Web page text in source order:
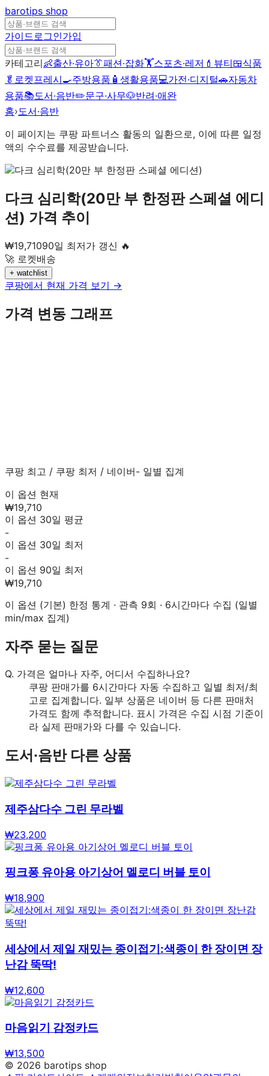
barotips shop
가이드로그인가입
카테고리👶출산·유아👔패션·잡화🏋️스포츠·레저 💄 뷰티🍱식품
🥬 로켓프레시🍳주방용품 🧴 생활용품💻가전·디지털🚗자동차
용품📚도서·음반✏️문구·사무🐶반려·애완
홈›도서·음반
이 페이지는 쿠팡 파트너스 활동의 일환으로, 이에 따른 일정
액의 수수료를 제공받습니다.
다크 심리학(20만 부 한정판 스페셜 에디
션) 가격 추이
₩19,71090일 최저가 갱신 🔥
🚀 로켓배송
+ watchlist
쿠팡에서 현재 가격 보기 →
가격 변동 그래프
쿠팡 최고 / 쿠팡 최저 / 네이버- 일별 집계
이 옵션 현재
₩19,710
이 옵션 30일 평균
-
이 옵션 30일 최저
-
이 옵션 90일 최저
₩19,710
이 옵션 (기본) 한정 통계 · 관측 9회 · 6시간마다 수집 (일별
min/max 집계)
자주 묻는 질문
Q. 가격은 얼마나 자주, 어디서 수집하나요?
쿠팡 판매가를 6시간마다 자동 수집하고 일별 최저/최
고로 집계합니다. 일부 상품은 네이버 등 다른 판매처
가격도 함께 추적합니다. 표시 가격은 수집 시점 기준이
라 실제 판매가와 다를 수 있습니다.
도서·음반다른 상품
제주삼다수 그린 무라벨
₩23,200
핑크퐁 유아용 아기상어 멜로디 버블 토이
₩18,900
세상에서 제일 재밌는 종이접기:색종이 한 장이면 장
난감 뚝딱!
₩12,600
마음읽기 감정카드
₩13,500
© 2026 barotips shop